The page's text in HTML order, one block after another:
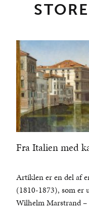
Fra Italien med
Artiklen er en del af
(1810-1873), som er
Wilhelm Marstrand